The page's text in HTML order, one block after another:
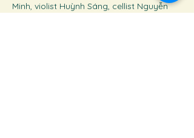
Minh, violist Huỳnh Sáng, cellist Nguyễn